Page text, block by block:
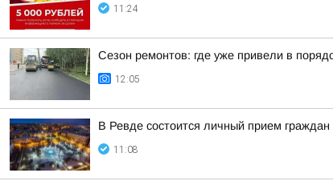
11:24
Сезон ремонтов: где уже привели в
12:05
В Ревде состоится личный прием граждан
11:08